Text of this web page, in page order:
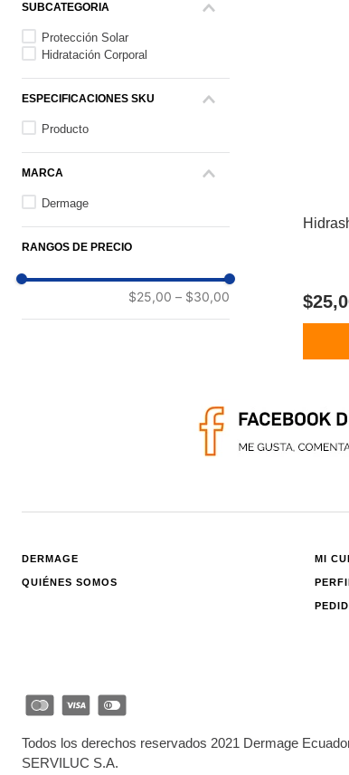
SUBCATEGORÍA
Protección Solar
Hidratación Corporal
ESPECIFICACIONES SKU
Producto
MARCA
Dermage
RANGOS DE PRECIO
$25,00 – $30,00 $25,
DERMAGE
QUIÉNES SOMOS
MI
Todos los derechos reservados 2021 Dermage
SERVILUC S.A.